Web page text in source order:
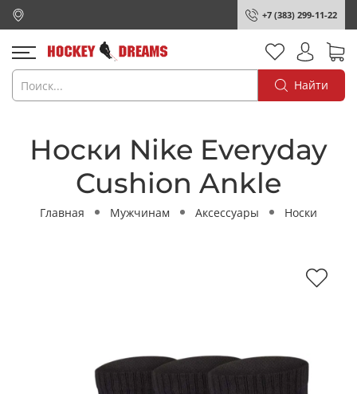
+7 (383) 299-11-22
Найти
Носки Nike Everyday
Cushion Ankle
Главная Мужчинам Аксессуары Носки